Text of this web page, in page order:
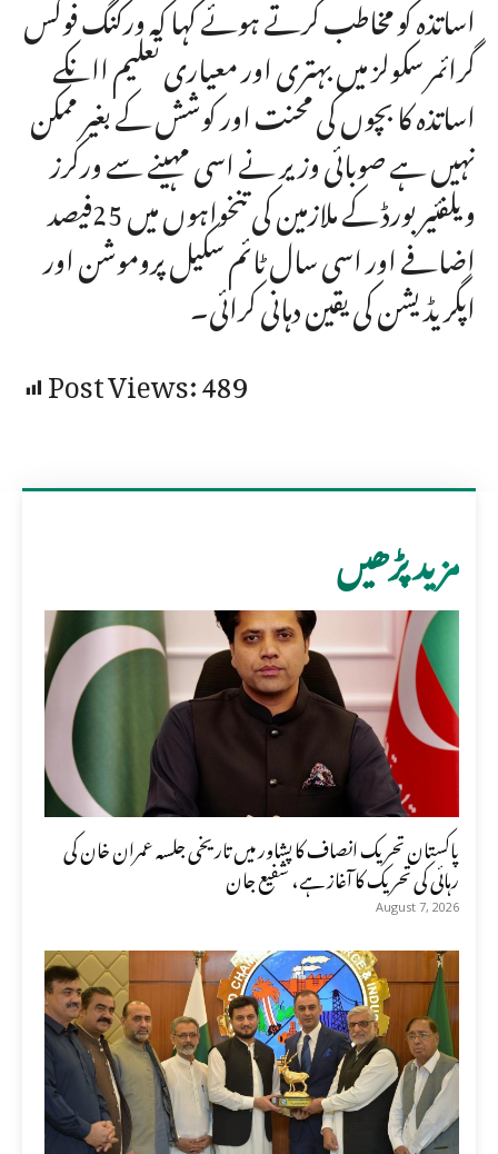
اساتذہ کو مخاطب کرتے ہوئے کہا کہ ورکنگ فوکس
گرائمر سکولز میں بہتری اور معیاری تعلیم اانکے
اساتذہ کا بچوں کی محنت اور کوشش کے بغیر ممکن
نہیں ہے صوبائی وزیر نے اسی مہینے سے ورکرز
ویلفئیر بورڈ کے ملازمین کی تنخواہوں میں 25فیصد
اضافے اور اسی سال ٹائم سکیل پروموشن اور
اپگریڈیشن کی یقین دہانی کرائی۔
Post Views:489
مزید پڑھیں
پاکستان تحریک انصاف کا پشاور میں تاریخی جلسہ عمران خان کی
رہائی کی تحریک کا آغاز ہے، شفیع جان
August 7, 2026